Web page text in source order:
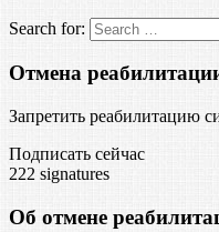
Search for:
Отмена
Запретить реабилитацию
Подписать сейчас
222 signatures
Об отмене